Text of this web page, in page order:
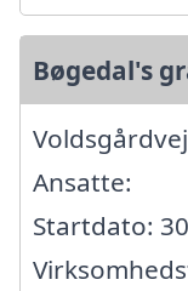
Bøgedal's
Ansatte:
Startdato: